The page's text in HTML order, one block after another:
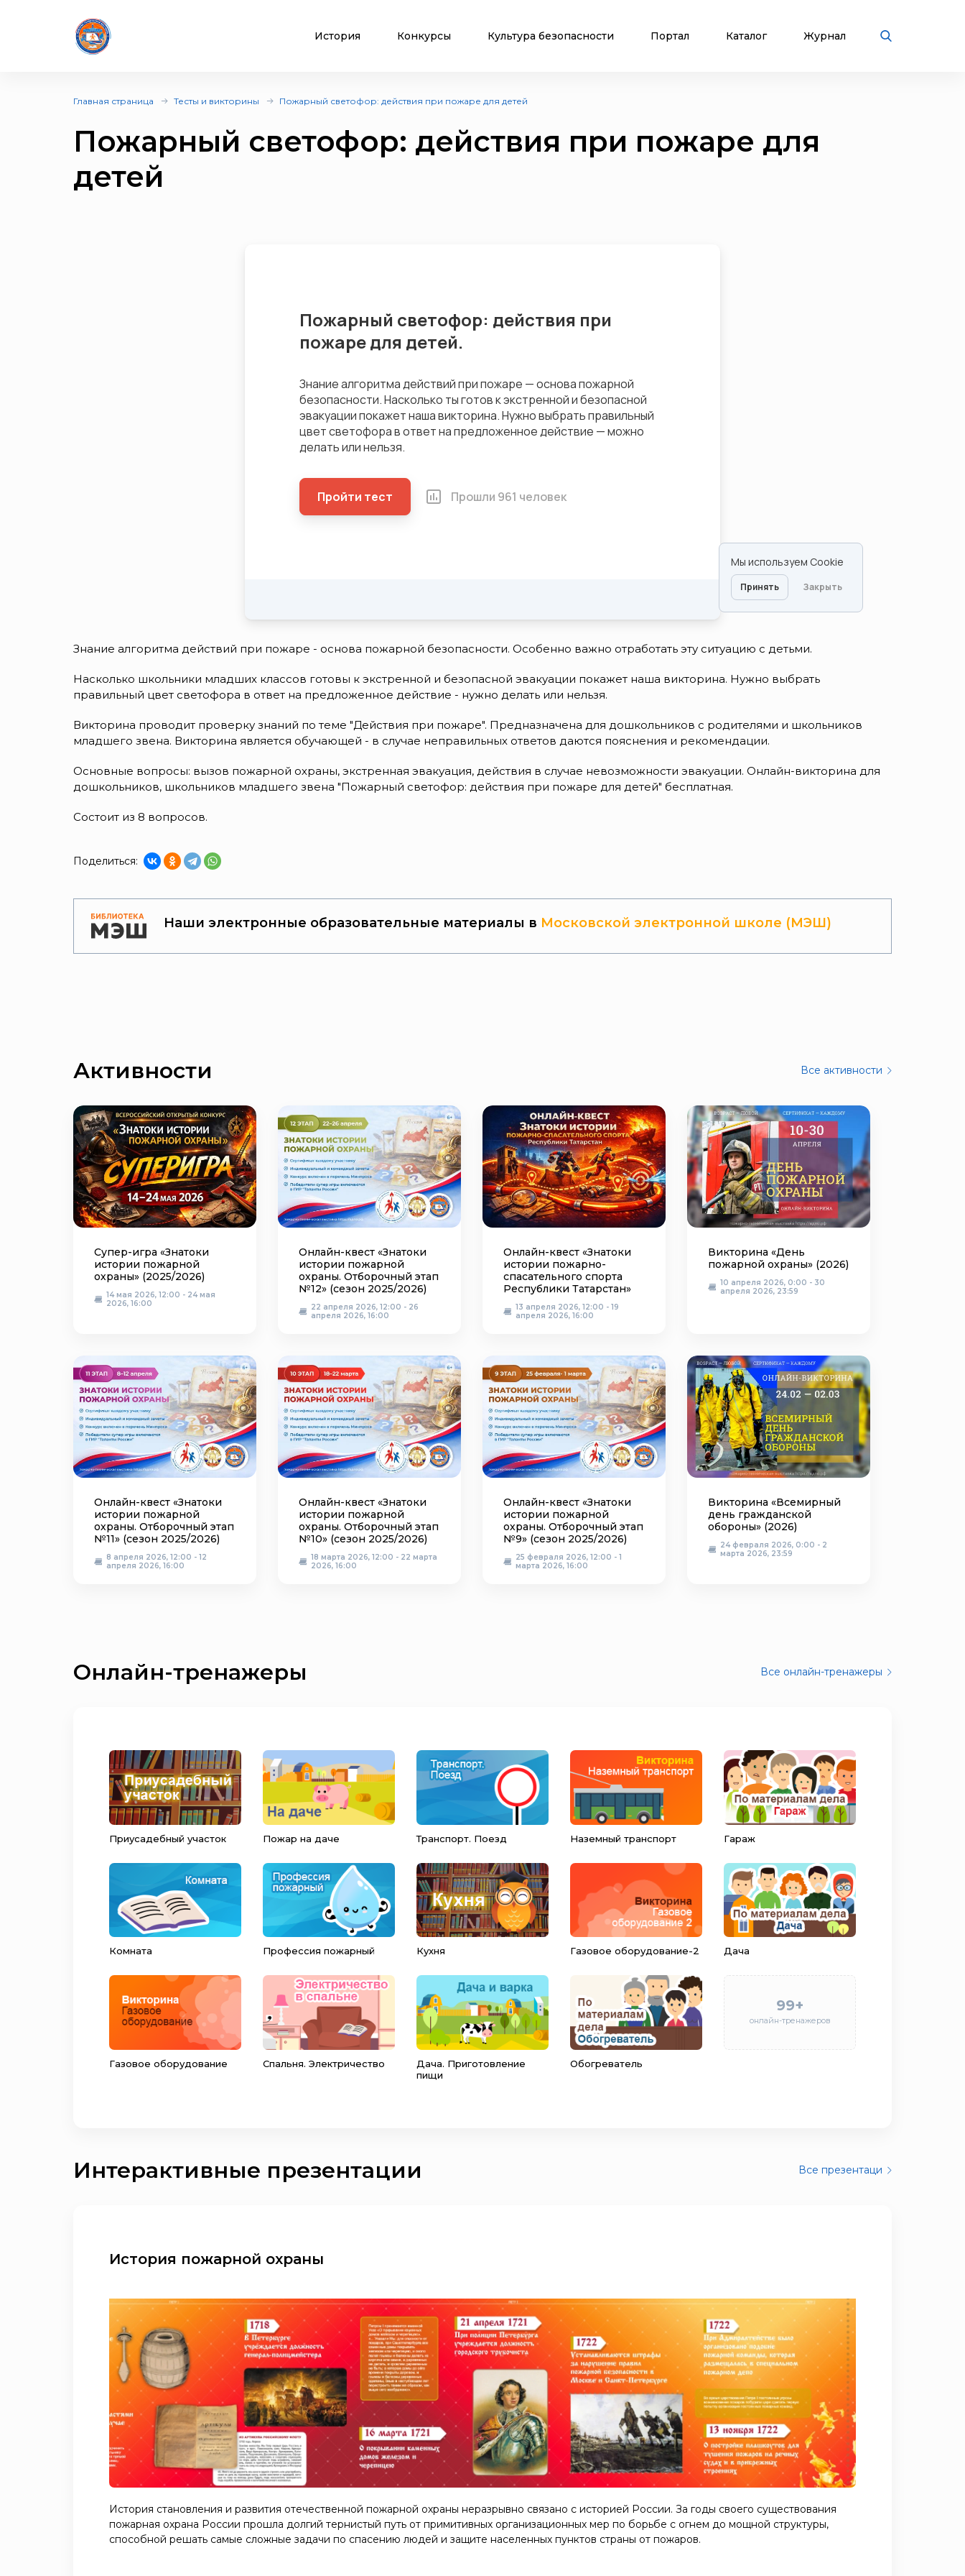
История Конкурсы Культура безопасности Портал Каталог Журнал
Главная страница Тесты и викторины Пожарный светофор: действия при пожаре для детей
Пожарный светофор: действия при пожаре для
детей
Знание алгоритма действий при пожаре - основа пожарной безопасности. Особенно важно отработать эту ситуацию с детьми.
Насколько школьники младших классов готовы к экстренной и безопасной эвакуации покажет наша викторина. Нужно выбрать
правильный цвет светофора в ответ на предложенное действие - нужно делать или нельзя.
Викторина проводит проверку знаний по теме "Действия при пожаре". Предназначена для дошкольников с родителями и школьников
младшего звена. Викторина является обучающей - в случае неправильных ответов даются пояснения и рекомендации.
Основные вопросы: вызов пожарной охраны, экстренная эвакуация, действия в случае невозможности эвакуации. Онлайн-викторина для
дошкольников, школьников младшего звена "Пожарный светофор: действия при пожаре для детей" бесплатная.
Состоит из 8 вопросов.
Поделиться:
Наши электронные образовательные материалы в Московской электронной школе (МЭШ)
Активности Все активности
Супер-игра «Знатоки
истории пожарной
охраны» (2025/2026)
14 мая 2026, 12:00 - 24 мая
2026, 16:00
Онлайн-квест «Знатоки
истории пожарной
охраны. Отборочный этап
№12» (сезон 2025/2026)
22 апреля 2026, 12:00 - 26
апреля 2026, 16:00
Онлайн-квест «Знатоки
истории пожарно-
спасательного спорта
Республики Татарстан»
13 апреля 2026, 12:00 - 19
апреля 2026, 16:00
Викторина «День
пожарной охраны» (2026)
10 апреля 2026, 0:00 - 30
апреля 2026, 23:59
Онлайн-квест «Знатоки
истории пожарной
охраны. Отборочный этап
№11» (сезон 2025/2026)
8 апреля 2026, 12:00 - 12
апреля 2026, 16:00
Онлайн-квест «Знатоки
истории пожарной
охраны. Отборочный этап
№10» (сезон 2025/2026)
18 марта 2026, 12:00 - 22 марта
2026, 16:00
Онлайн-квест «Знатоки
истории пожарной
охраны. Отборочный этап
№9» (сезон 2025/2026)
25 февраля 2026, 12:00 - 1
марта 2026, 16:00
Викторина «Всемирный
день гражданской
обороны» (2026)
24 февраля 2026, 0:00 - 2
марта 2026, 23:59
Онлайн-тренажеры Все онлайн-тренажеры
Приусадебный участок Пожар на даче Транспорт. Поезд Наземный транспорт Гараж
Комната Профессия пожарный Кухня Газовое оборудование-2 Дача
Газовое оборудование Спальня. Электричество
Дача. Приготовление
пищи
Обогреватель
99+
онлайн-тренажеров
Интерактивные презентации Все презентаци
История пожарной охраны
История становления и развития отечественной пожарной охраны неразрывно связано с историей России. За годы своего существования
пожарная охрана России прошла долгий тернистый путь от примитивных организационных мер по борьбе с огнем до мощной структуры,
способной решать самые сложные задачи по спасению людей и защите населенных пунктов страны от пожаров.